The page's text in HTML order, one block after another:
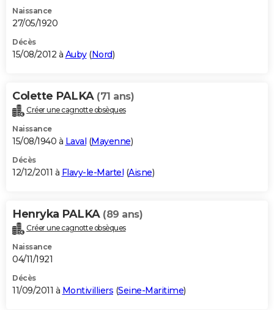
Naissance
27/05/1920
Décès
15/08/2012 à Auby(Nord)
Colette PALKA (71 ans)
Créer une cagnotte obsèques
Naissance
15/08/1940 à Laval (Mayenne)
Décès
12/12/2011 à Flavy-le-Martel (Aisne)
Henryka PALKA (89 ans)
Créer une cagnotte obsèques
Naissance
04/11/1921
Décès
11/09/2011 à Montivilliers (Seine-Maritime)